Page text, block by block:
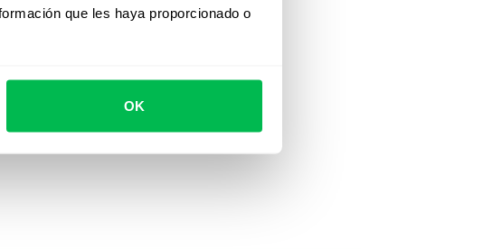
que les haya proporcionado o
OK